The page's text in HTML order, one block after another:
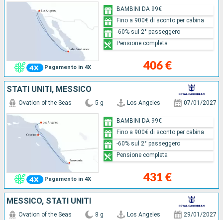
Pagamento in 4X 406 €
BAMBINI DA 99€
Fino a 900€ di sconto per cabina
-60% sul 2° passeggero
Pensione completa
STATI UNITI, MESSICO
Pagamento in 4X
Ovation of the Seas 5 g Los Angeles 07/01/2027
431 €
BAMBINI DA 99€
Fino a 900€ di sconto per cabina
-60% sul 2° passeggero
Pensione completa
MESSICO, STATI UNITI
Ovation of the Seas 8 g Los Angeles 29/01/2027